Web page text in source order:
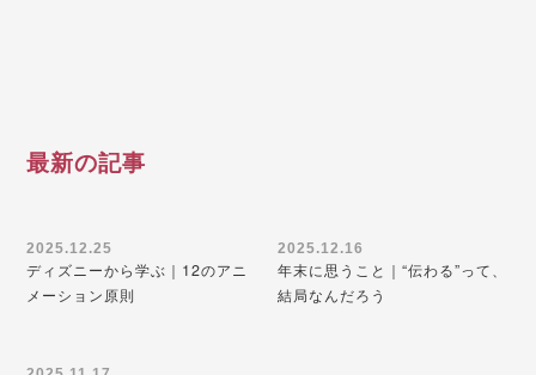
最新の記事
2025.12.25
ディズニーから学ぶ｜12のアニ
メーション原則
2025.12.16
年末に思うこと｜“伝わる”って、
結局なんだろう